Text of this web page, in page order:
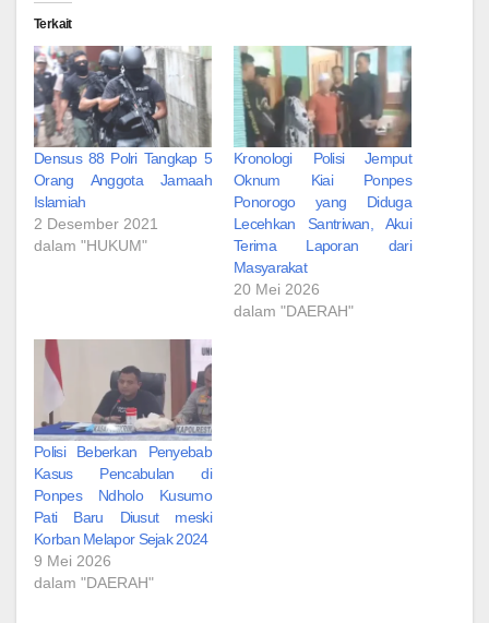
Terkait
Densus 88 Polri Tangkap 5
Orang Anggota Jamaah
Islamiah
2 Desember 2021
dalam "HUKUM"
Kronologi Polisi Jemput
Oknum Kiai Ponpes
Ponorogo yang Diduga
Lecehkan Santriwan, Akui
Terima Laporan dari
Masyarakat
20 Mei 2026
dalam "DAERAH"
Polisi Beberkan Penyebab
Kasus Pencabulan di
Ponpes Ndholo Kusumo
Pati Baru Diusut meski
Korban Melapor Sejak 2024‎
9 Mei 2026
dalam "DAERAH"